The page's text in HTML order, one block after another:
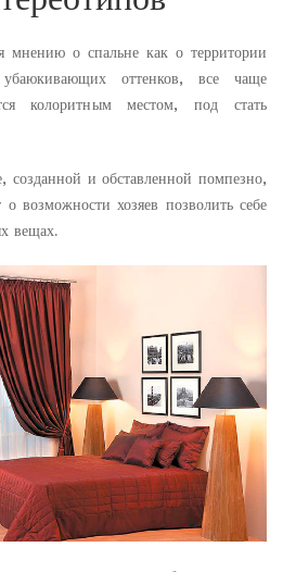
мнению о спальне как о территории
оттенков, все чаще
колоритным местом, под стать
созданной и обставленной помпезно,
возможности хозяев позволить себе
вещах.